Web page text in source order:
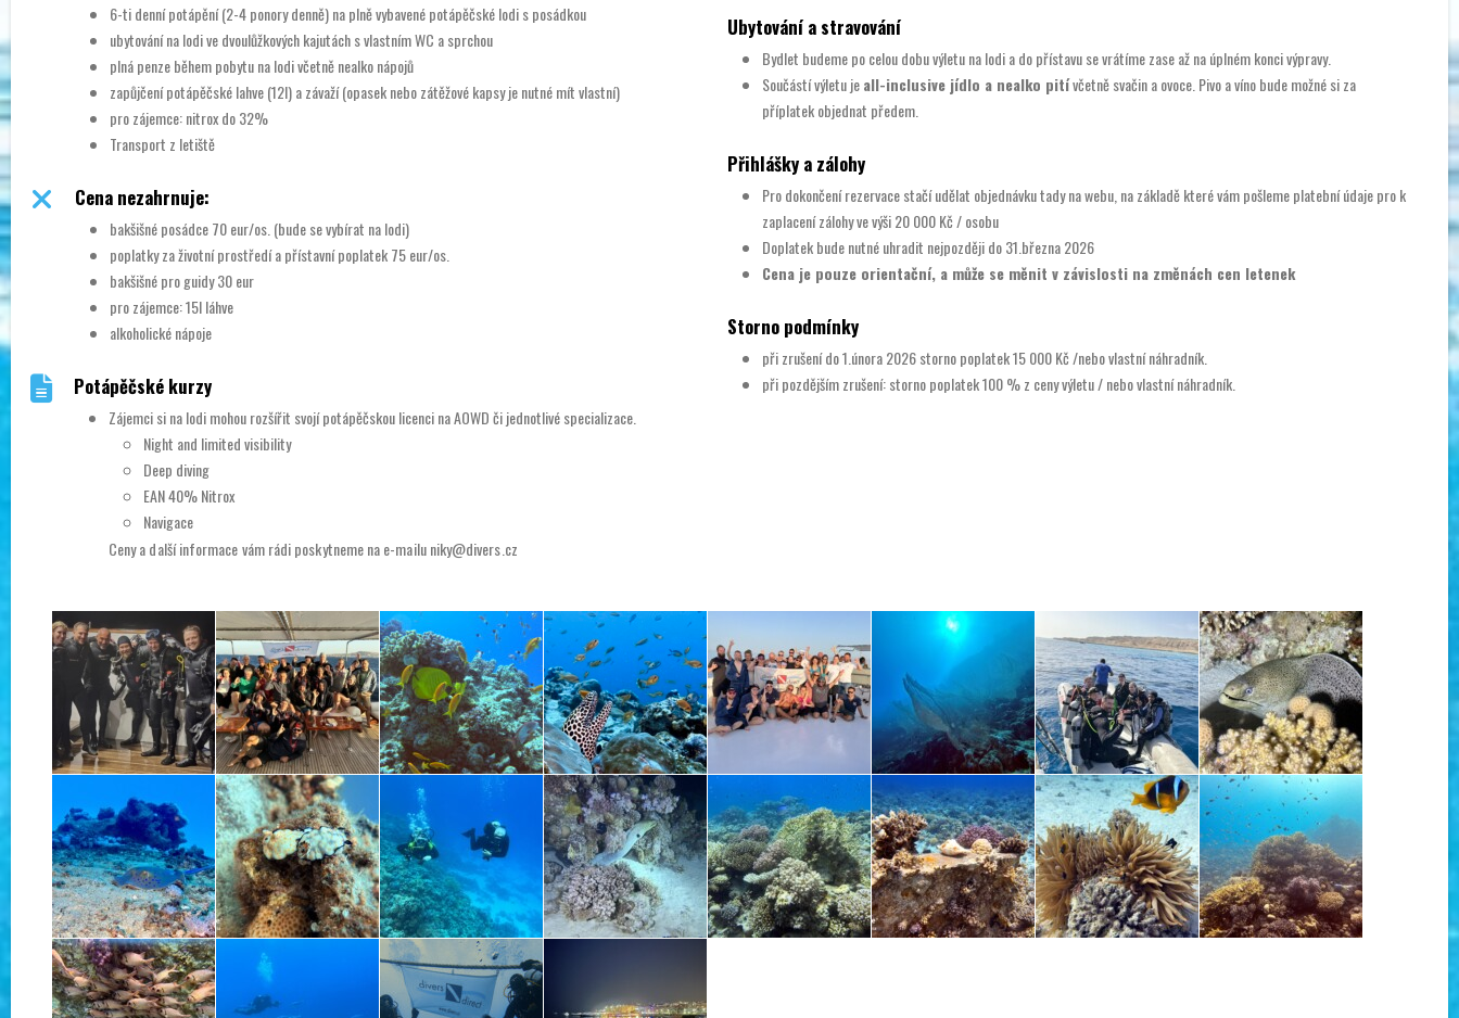
6-ti denní potápění (2-4 ponory denně) na plně vybavené potápěčské lodi s posádkou
ubytování na lodi ve dvoulůžkových kajutách s vlastním WC a sprchou
plná penze během pobytu na lodi včetně nealko nápojů
zapůjčení potápěčské lahve (12l) a závaží (opasek nebo zátěžové kapsy je nutné mít vlastní)
pro zájemce: nitrox do 32%
Transport z letiště
Cena nezahrnuje:
bakšišné posádce 70 eur/os. (bude se vybírat na lodi)
poplatky za životní prostředí a přístavní poplatek 75 eur/os.
bakšišné pro guidy 30 eur
pro zájemce: 15l láhve
alkoholické nápoje
Potápěčské kurzy
Zájemci si na lodi mohou rozšířit svojí potápěčskou licenci na AOWD či jednotlivé specializace.
Night and limited visibility
Deep diving
EAN 40% Nitrox
Navigace
Ceny a další informace vám rádi poskytneme na e-mailu niky@divers.cz
Ubytování a stravování
Bydlet budeme po celou dobu výletu na lodi a do přístavu se vrátíme zase až na úplném konci výpravy.
Součástí výletu jeall-inclusive jídlo a nealko pitívčetně svačin a ovoce. Pivo a víno bude možné si za
příplatek objednat předem.
Přihlášky a zálohy
Pro dokončení rezervace stačí udělat objednávku tady na webu, na základě které vám pošleme platební údaje pro k
zaplacení zálohy ve výši 20 000 Kč / osobu
Doplatek bude nutné uhradit nejpozději do 31.března 2026
Cena je pouze orientační, a může se měnit v závislosti na změnách cen letenek
Storno podmínky
při zrušení do 1.února 2026 storno poplatek 15 000 Kč /nebo vlastní náhradník.
při pozdějším zrušení: storno poplatek 100 % z ceny výletu / nebo vlastní náhradník.